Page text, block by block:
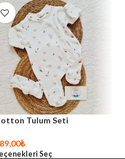
Tulum Seti
₺
Seç